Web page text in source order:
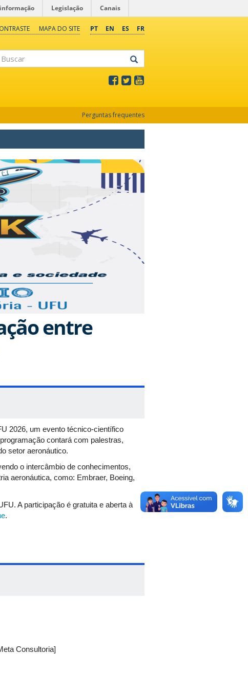
Legislação Canais
PT EN ES FR
MAPA DO SITE
Perguntas frequentes
entre
2026, um evento técnico-científico
contará com palestras,
setor aeronáutico.
o intercâmbio de conhecimentos,
aeronáutica, como: Embraer, Boeing,
A participação é gratuita e aberta à
.
Consultoria]